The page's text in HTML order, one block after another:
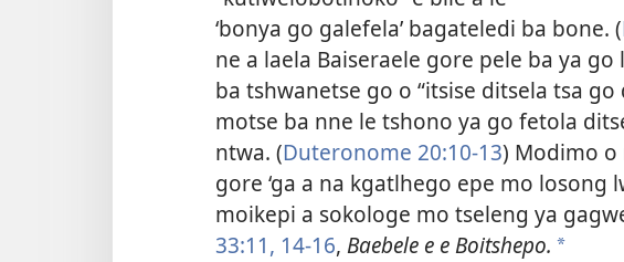
‘bonya go galefela’ bagateledi ba bone. (
ne a laela Baiseraele gore pele ba ya
ba tshwanetse go o “itsise ditsela tsa
motse ba nne le tshono ya go fetola
ntwa. (Duteronome 20:10-13) Modimo
gore ‘ga a na kgatlhego epe mo losong
moikepi a sokologe mo tseleng ya
33:11, 14-16, Baebele e e Boitshepo. *